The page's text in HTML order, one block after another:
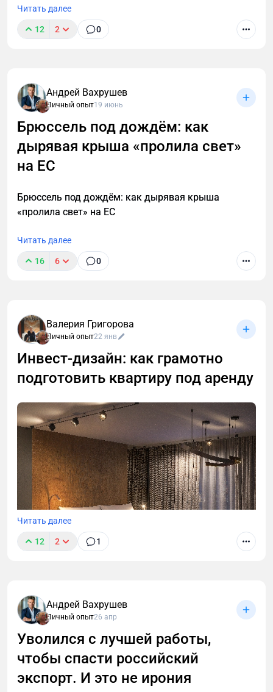
Читать далее
12 2 0
Андрей Вахрушев
Личный опыт19 июнь
Брюссель под дождём: как
дырявая крыша «пролила свет»
на ЕС
Брюссель под дождём: как дырявая крыша
«пролила свет» на ЕС
Читать далее
16 6 0
Валерия Григорова
Личный опыт22 янв
Инвест‑дизайн: как грамотно
подготовить квартиру под аренду
В этой статье разберём, чем инвестиционный
проект отличается от «классического» ремонта,
как собственнику избежать типичных ошибок и
максимально окупить вложения.
Читать далее
12 2 1
Андрей Вахрушев
Личный опыт26 апр
Уволился с лучшей работы,
чтобы спасти российский
экспорт. И это не ирония